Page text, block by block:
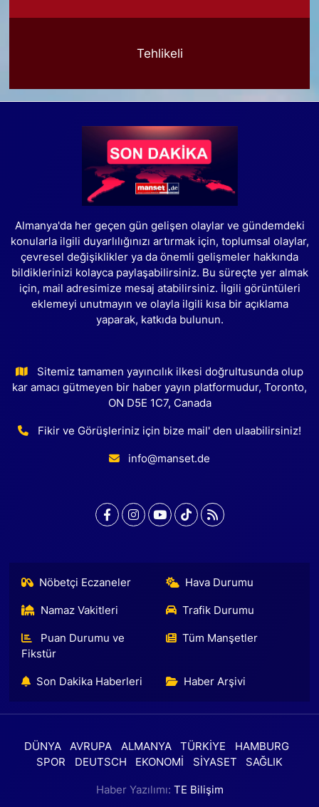
Tehlikeli
Almanya'da her geçen gün gelişen olaylar ve gündemdeki
konularla ilgili duyarlılığınızı artırmak için, toplumsal olaylar,
çevresel değişiklikler ya da önemli gelişmeler hakkında
bildiklerinizi kolayca paylaşabilirsiniz. Bu süreçte yer almak
için, mail adresimize mesaj atabilirsiniz. İlgili görüntüleri
eklemeyi unutmayın ve olayla ilgili kısa bir açıklama
yaparak, katkıda bulunun.
Sitemiz tamamen yayıncılık ilkesi doğrultusunda olup
kar amacı gütmeyen bir haber yayın platformudur, Toronto,
ON D5E 1C7, Canada
Fikir ve Görüşleriniz için bize mail' den ulaabilirsiniz!
info@manset.de
Nöbetçi Eczaneler Hava Durumu
Namaz Vakitleri Trafik Durumu
Puan Durumu ve
Fikstür
Tüm Manşetler
Son Dakika Haberleri Haber Arşivi
DÜNYA AVRUPA ALMANYA TÜRKİYE
HAMBURG
SPOR
DEUTSCH EKONOMİ SİYASET SAĞLIK
Haber Yazılımı: TE Bilişim